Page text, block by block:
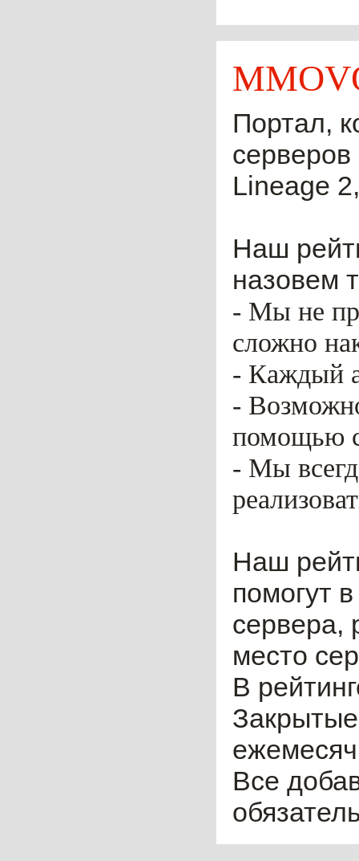
Портал,
Lineage
Наш
назовем
- Мы не
сложно
- Каждый
-
помощью
- Мы
Наш
помогут
сервера,
место
В
Все